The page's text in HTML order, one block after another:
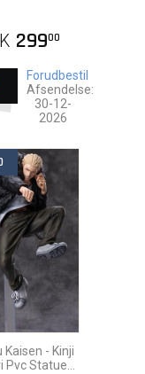
29900
Forudbestil
Afsendelse:
30-12-
2026
Kaisen - Kinji
Pvc Statue